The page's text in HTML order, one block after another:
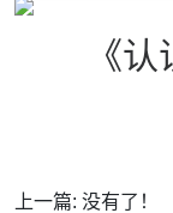
《
上一篇: 没有了！